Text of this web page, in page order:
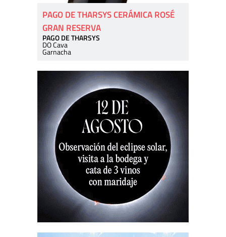
PAGO DE THARSYS CERÁMICA ROSÉ
GRAN RESERVA
PAGO DE THARSYS
DO Cava
Garnacha